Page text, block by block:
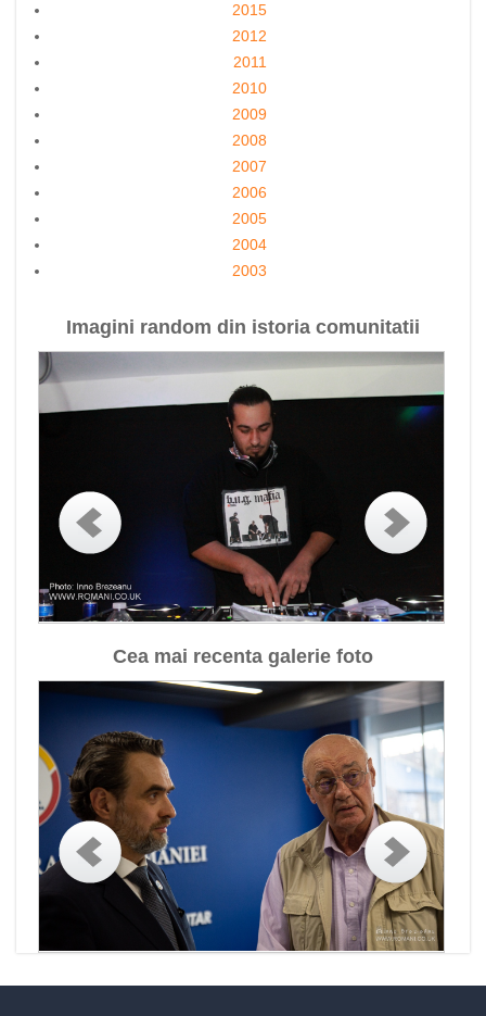
2015
2012
2011
2010
2009
2008
2007
2006
2005
2004
2003
Imagini random din istoria comunitatii
Cea mai recenta galerie foto